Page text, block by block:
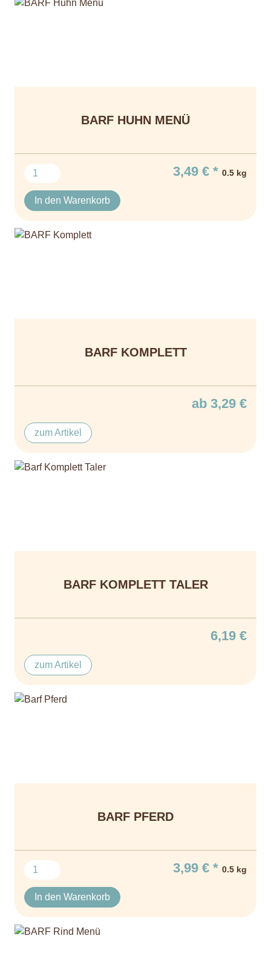
BARF HUHN MENÜ
3,49 € * 0.5 kg
In den Warenkorb
BARF KOMPLETT
ab 3,29 €
zum Artikel
BARF KOMPLETT TALER
6,19 €
zum Artikel
BARF PFERD
3,99 € * 0.5 kg
In den Warenkorb